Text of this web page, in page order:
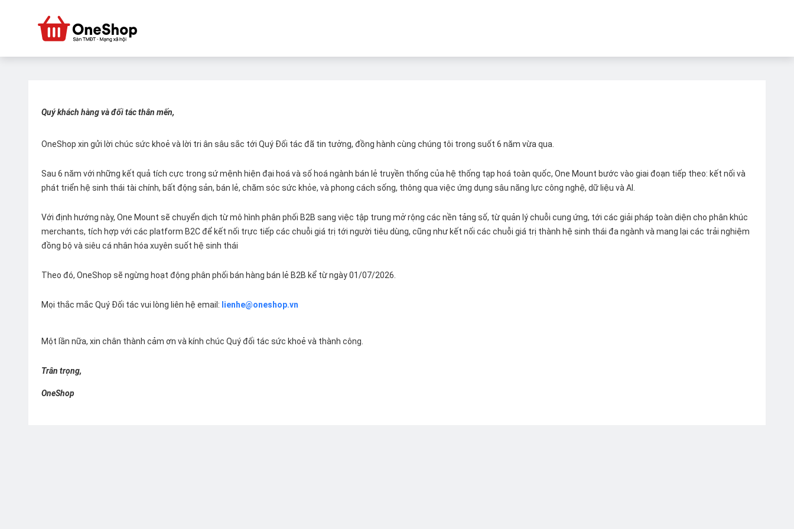
Quý khách hàng và đối tác thân mến,
OneShop xin gửi lời chúc sức khoẻ và lời tri ân sâu sắc tới Quý Đối tác đã tin tưởng, đồng hành cùng chúng tôi trong suốt 6 năm vừa qua.
Sau 6 năm với những kết quả tích cực trong sứ mệnh hiện đại hoá và số hoá ngành bán lẻ truyền thống của hệ thống tạp hoá toàn quốc, One Mount bước vào giai đoạn tiếp theo: kết nối và
phát triển hệ sinh thái tài chính, bất động sản, bán lẻ, chăm sóc sức khỏe, và phong cách sống, thông qua việc ứng dụng sâu năng lực công nghệ, dữ liệu và AI.
Với định hướng này, One Mount sẽ chuyển dịch từ mô hình phân phối B2B sang việc tập trung mở rộng các nền tảng số, từ quản lý chuỗi cung ứng, tới các giải pháp toàn diện cho phân khúc
merchants, tích hợp với các platform B2C để kết nối trực tiếp các chuỗi giá trị tới người tiêu dùng, cũng như kết nối các chuỗi giá trị thành hệ sinh thái đa ngành và mang lại các trải nghiệm
đồng bộ và siêu cá nhân hóa xuyên suốt hệ sinh thái
Theo đó, OneShop sẽ ngừng hoạt động phân phối bán hàng bán lẻ B2B kể từ ngày 01/07/2026.
Mọi thắc mắc Quý Đối tác vui lòng liên hệ email: lienhe@oneshop.vn
Một lần nữa, xin chân thành cảm ơn và kính chúc Quý đối tác sức khoẻ và thành công.
Trân trọng,
OneShop